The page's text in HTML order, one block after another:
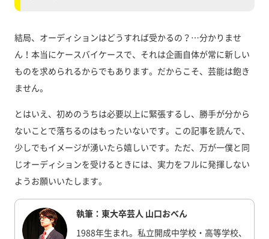
結局、オーディションはどうすれば受かるの？…分かりませ
ん！本当にケースバイケースで、それは企画自体が常に新しい
ものを求められるからでもあります。だからこそ、芸能は飽き
ません。
とはいえ、初めのうちは必要以上に緊張するし、勝手が分から
ないことで落ちるのはもったいないです。この記事を読んで、
少しでもイメージが湧いたら嬉しいです。ただ、万が一僕と同
じオーディションを受けるときには、実力をフルに発揮しない
ようお願いいたします。
執筆：東大卒芸人 山口おべん
1988年生まれ。私立開成中学校・高等学校、